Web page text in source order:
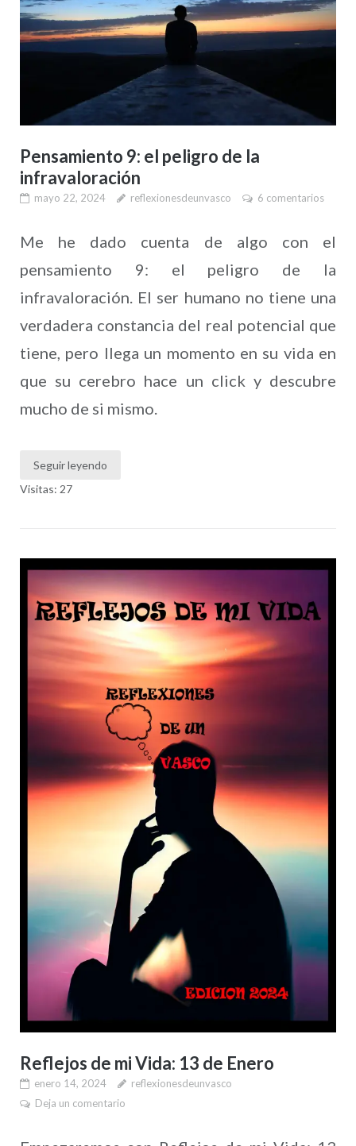
Pensamiento 9: el peligro de la
infravaloración
mayo 22, 2024 reflexionesdeunvasco 6 comentarios
Me he dado cuenta de algo con el
pensamiento 9: el peligro de la
infravaloración. El ser humano no tiene una
verdadera constancia del real potencial que
tiene, pero llega un momento en su vida en
que su cerebro hace un click y descubre
mucho de si mismo.
Seguir leyendo
Visitas: 27
Reflejos de mi Vida: 13 de Enero
enero 14, 2024
reflexionesdeunvasco
Deja un comentario